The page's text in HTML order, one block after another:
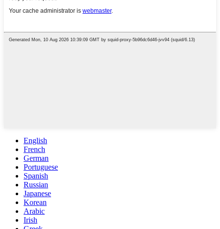
English
French
German
Portuguese
Spanish
Russian
Japanese
Korean
Arabic
Irish